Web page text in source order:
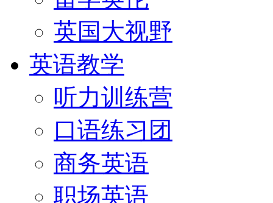
英国大视野
英语教学
听力训练营
口语练习团
商务英语
职场英语